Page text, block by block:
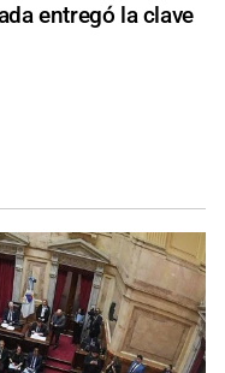
entregó la clave